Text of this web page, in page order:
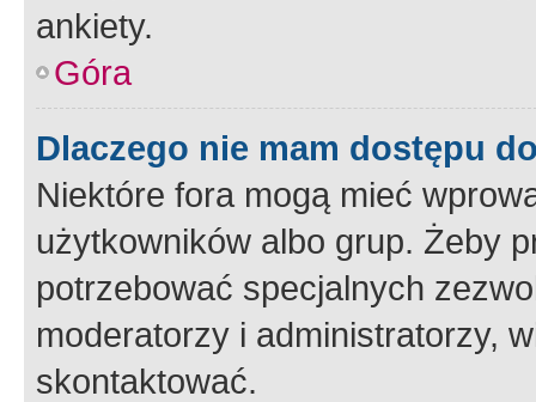
ankiety.
Góra
Dlaczego nie mam dostępu
Niektóre fora mogą mieć
użytkowników albo grup. Żeby
potrzebować specjalnych
moderatorzy i administratorzy,
skontaktować.